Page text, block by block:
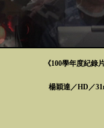
《100學年度紀錄
楊穎達／HD ／